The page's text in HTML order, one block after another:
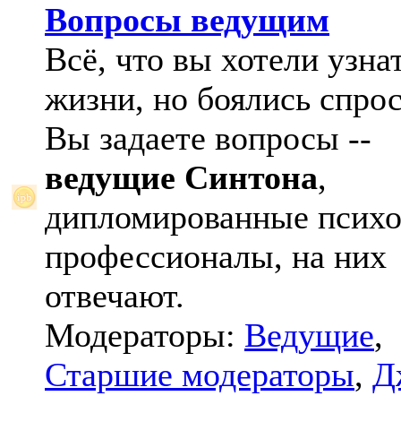
Вопросы ведущим
Всё, что вы хотели
жизни, но боялись
Вы задаете вопросы --
ведущие Синтона,
дипломированные
профессионалы, на них
отвечают.
Модераторы: Ведущие,
Старшие модераторы,